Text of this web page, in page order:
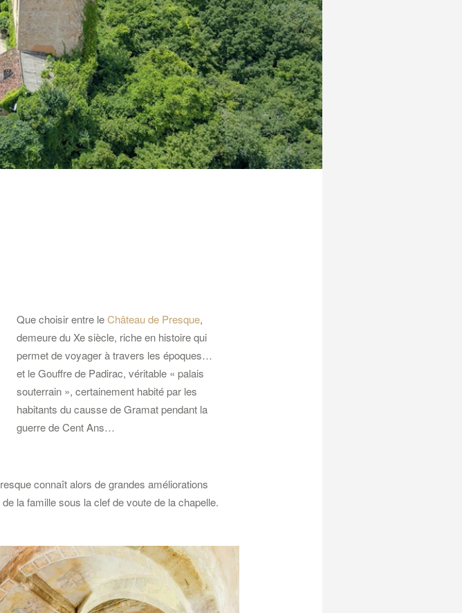
Que choisir entre leChâteau de Presque,
demeure du Xe siècle, riche en histoire qui
permet de voyager à travers les époques…
et le Gouffre de Padirac, véritable « palais
souterrain », certainement habité par les
habitants du causse de Gramat pendant la
guerre de Cent Ans…
connaît alors de grandes améliorations
la famille sous la clef de voute de la chapelle.